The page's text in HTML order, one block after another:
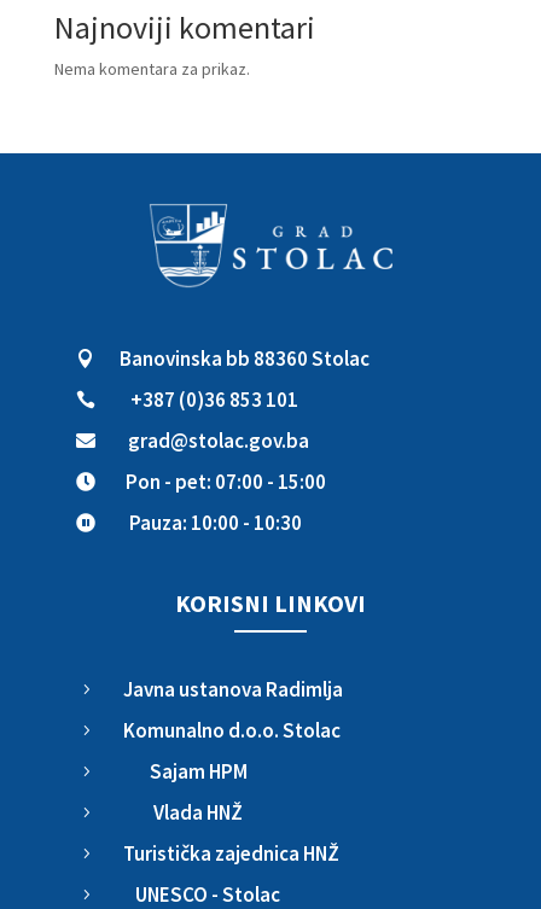
Najnoviji komentari
Nema komentara za prikaz.
 Banovinska bb 88360 Stolac
 +387 (0)36 853 101
 grad@stolac.gov.ba
 Pon - pet: 07:00 - 15:00
 Pauza: 10:00 - 10:30
KORISNI LINKOVI
5 Javna ustanova Radimlja
5 Komunalno d.o.o. Stolac
5 Sajam HPM
5 Vlada HNŽ
5 Turistička zajednica HNŽ
5 UNESCO - Stolac